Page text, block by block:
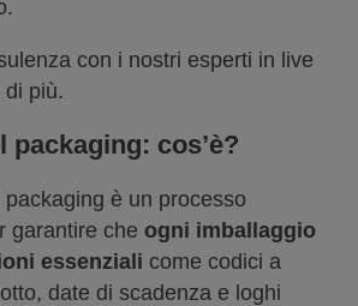
con i nostri esperti in live
di più.
packaging: cos’è?
è un processo
garantire che ogni imballaggio
essenziali come codici a
date di scadenza e loghi